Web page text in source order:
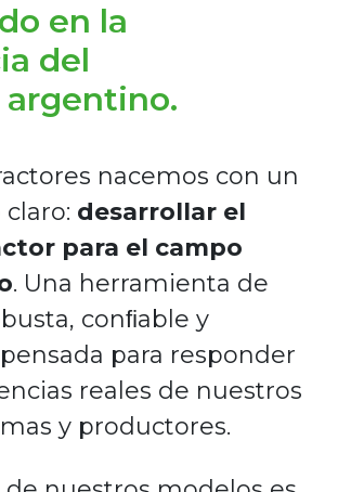
en la
del
nacemos con un
desarrollar el
para el campo
. Una herramienta de
conﬁable y
para responder
reales de nuestros
y productores.